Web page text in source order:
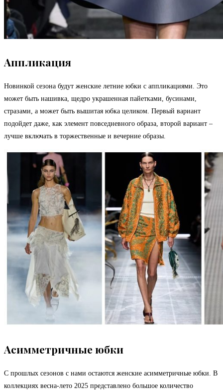
Аппликация
Новинкой сезона будут женские летние юбки с аппликациями. Это
может быть нашивка, щедро украшенная пайетками, бусинами,
стразами, а может быть вышитая юбка целиком. Первый вариант
подойдет даже, как элемент повседневного образа, второй вариант –
лучше включать в торжественные и вечерние образы.
Асимметричные юбки
С прошлых сезонов с нами остаются женские асимметричные юбки. В
коллекциях весна-лето 2025 представлено большое количество